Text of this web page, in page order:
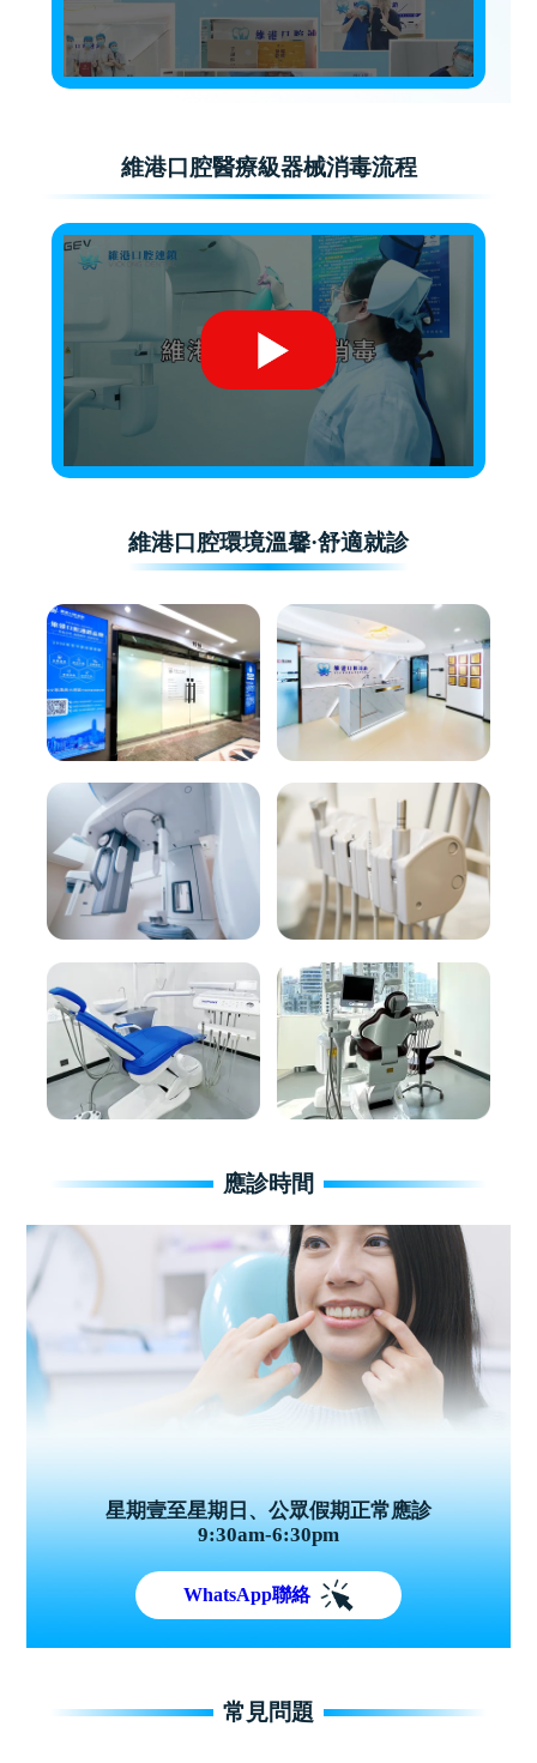
維港口腔醫療級器械消毒流程
維港口腔環境溫馨·舒適就診
應診時間
星期壹至星期日、公眾假期正常應診
9:30am-6:30pm
WhatsApp聯絡
常見問題